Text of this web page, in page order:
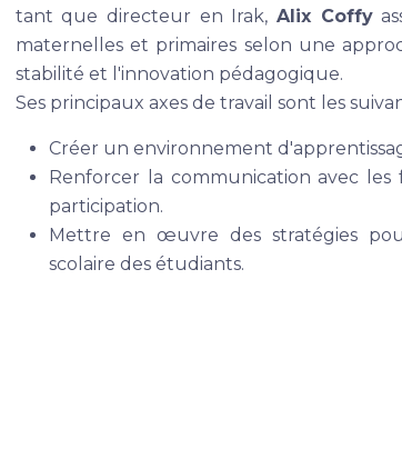
tant que directeur en Irak,Alix Coffy
maternelles et primaires selon une
stabilité et l'innovation pédagogique.
Ses principaux axes de travail sont les
Créer un environnement
Renforcer la communication avec
participation.
Mettre en œuvre des stratégies
scolaire des étudiants.